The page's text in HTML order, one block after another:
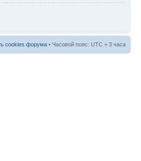
cookies форума • Часовой пояс: UTC + 3 часа